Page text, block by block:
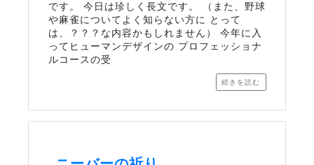
です。 今日は珍しく長文です。 （また、野球
や麻雀についてよく知らない方に とって
は、？？？な内容かもしれません） 今年に入
ってヒューマンデザインの プロフェッショナ
ルコースの受
続きを読む